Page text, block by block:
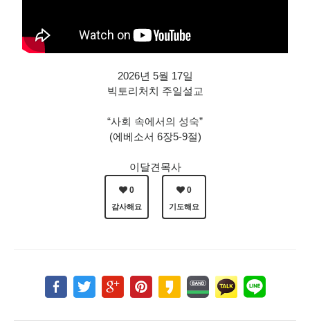
2026년 5월 17일
빅토리처치 주일설교
“사회 속에서의 성숙”
(에베소서 6장5-9절)
이달견목사
0
감사해요
0
기도해요